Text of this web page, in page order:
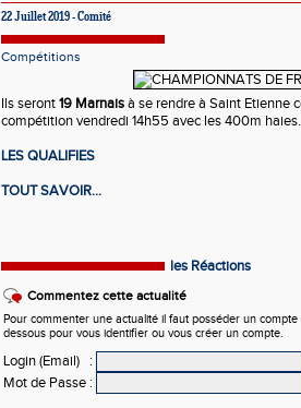
22 Juillet 2019 - Comité
Compétitions
Ils seront19 Marnaisà se rendre à Saint Etienne
compétition vendredi 14h55 avec les 400m haies.
LES QUALIFIES
TOUT SAVOIR...
les Réactions
Commentez cette actualité
Pour commenter une actualité il faut posséder un
dessous pour vous identifier ou vous créer un compte.
Login (Email)
:
Mot de Passe :